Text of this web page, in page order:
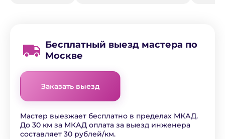
Бесплатный выезд мастера по
Москве
Заказать выезд
Мастер выезжает бесплатно в пределах МКАД.
До 30 км за МКАД оплата за выезд инженера
составляет 30 рублей/км.